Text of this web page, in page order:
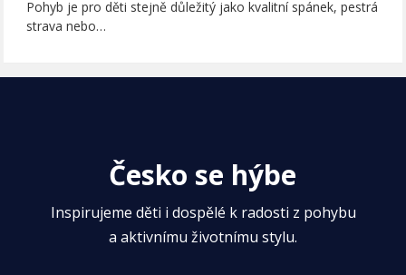
Pohyb je pro děti stejně důležitý jako kvalitní spánek, pestrá
strava nebo…
Česko se hýbe
Inspirujeme děti i dospělé k radosti z pohybu
a aktivnímu životnímu stylu.